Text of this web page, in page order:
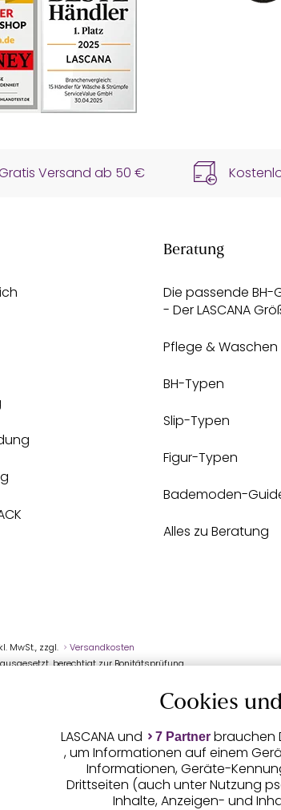
Versand ab 50 €
Beratung
Die passende BH-
- Der LASCANA
Pflege & Waschen
BH-Typen
Slip-Typen
Figur-Typen
Bademoden-
Alles zu Beratung
MwSt., zzgl.
Versandkosten
berechtigt zur Bonitätsprüfung
Cookies
LASCANA und 7 Partner brauchen
, um Informationen auf einem
Informationen, Geräte-
Drittseiten (auch unter Nutzung
Inhalte, Anzeigen- und